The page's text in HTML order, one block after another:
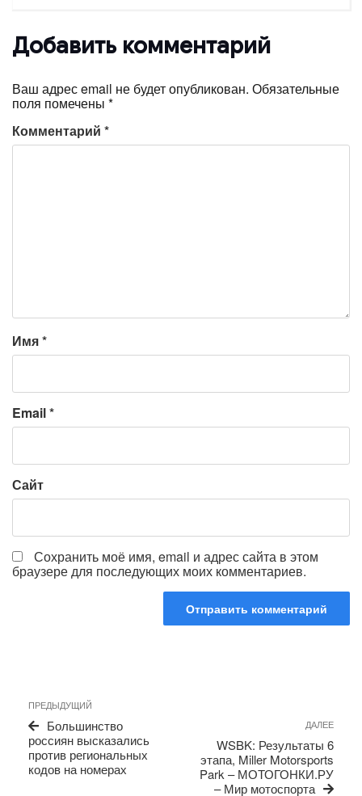
Добавить комментарий
Ваш адрес email не будет опубликован. Обязательные
поля помечены *
Комментарий *
Имя*
Email*
Сайт
Сохранить моё имя, email и адрес сайта в этом
браузере для последующих моих комментариев.
по
записям
Предыдущая
запись
ПРЕДЫДУЩИЙ
Большинство
россиян высказались
против региональных
кодов на номерах
ДАЛЕЕ
WSBK: Результаты 6
этапа, Miller Motorsports
Park – МОТОГОНКИ.РУ
– Мир мотоспорта